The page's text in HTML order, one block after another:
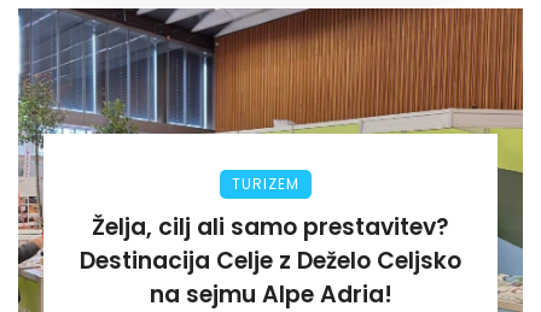
TURIZEM
Želja, cilj ali samo prestavitev?
Destinacija Celje z Deželo Celjsko
na sejmu Alpe Adria!